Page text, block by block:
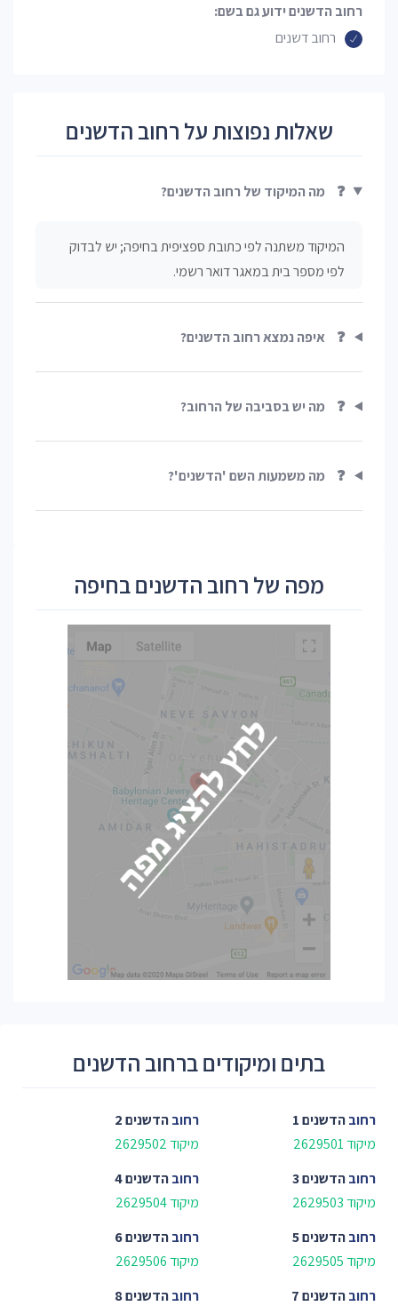
רחוב הדשנים ידוע גם בשם:
רחוב דשנים
שאלות נפוצות על רחוב הדשנים
❓ מה המיקוד של רחוב הדשנים?
המיקוד משתנה לפי כתובת ספציפית בחיפה; יש לבדוק
לפי מספר בית במאגר דואר רשמי.
❓ איפה נמצא רחוב הדשנים?
❓ מה יש בסביבה של הרחוב?
❓ מה משמעות השם 'הדשנים'?
מפה של רחוב הדשנים בחיפה
בתים ומיקודים ברחוב הדשנים
רחובהדשנים 1
מיקוד 2629501
רחובהדשנים 2
מיקוד 2629502
רחובהדשנים 3
מיקוד 2629503
רחובהדשנים 4
מיקוד 2629504
רחובהדשנים 5
מיקוד 2629505
רחובהדשנים 6
מיקוד 2629506
רחובהדשנים 7
רחובהדשנים 8